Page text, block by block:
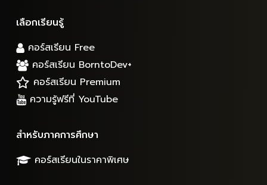
เลือกเรียนรู้
คอร์สเรียน Free
คอร์สเรียน BorntoDev+
คอร์สเรียน Premium
ความรู้ฟรีที่ YouTube
สำหรับภาคการศึกษา
คอร์สเรียนในราคาพิเศษ